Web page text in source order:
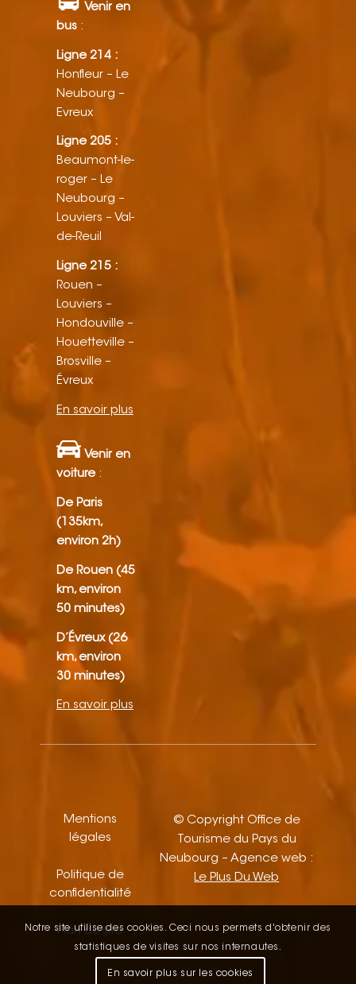
Venir en
bus:
Ligne 214 :
Honfleur – Le
Neubourg –
Evreux
Ligne 205 :
Beaumont-le-
roger – Le
Neubourg –
Louviers – Val-
de-Reuil
Ligne 215 :
Rouen –
Louviers –
Hondouville –
Houetteville –
Brosville –
Évreux
En savoir plus
Venir en
voiture:
De Paris
(135km,
environ 2h)
De Rouen (45
km, environ
50 minutes)
D’Évreux (26
km, environ
30 minutes)
En savoir plus
Mentions
légales
Politique de
confidentialité
Plan du site
© Copyright Office de
Tourisme du Pays du
Neubourg – Agence web :
Le Plus Du Web
Notre site utilise des cookies. Ceci nous permets d'obtenir des
statistiques de visites sur nos internautes.
En savoir plus sur les cookies